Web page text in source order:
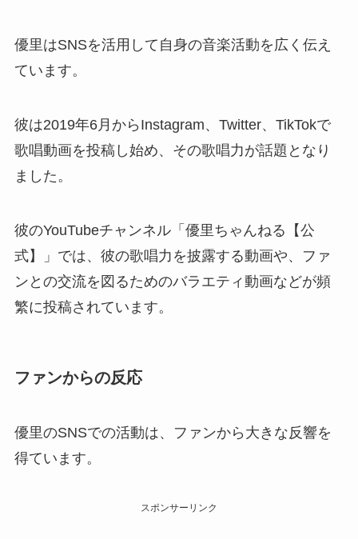
優里はSNSを活用して自身の音楽活動を広く伝え
ています。
彼は2019年6月からInstagram、Twitter、TikTokで
歌唱動画を投稿し始め、その歌唱力が話題となり
ました。
彼のYouTubeチャンネル「優里ちゃんねる【公
式】」では、彼の歌唱力を披露する動画や、ファ
ンとの交流を図るためのバラエティ動画などが頻
繁に投稿されています。
ファンからの反応
優里のSNSでの活動は、ファンから大きな反響を
得ています。
スポンサーリンク